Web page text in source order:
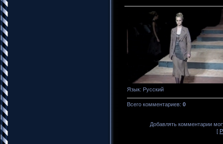
Язык: Русский
Всего комментариев: 0
Добавлять комментарии
[